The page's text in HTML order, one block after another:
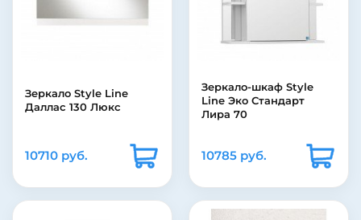
Зеркало Style Line
Даллас 130 Люкс
10710 руб.
Зеркало-шкаф Style
Line Эко Стандарт
Лира 70
10785 руб.